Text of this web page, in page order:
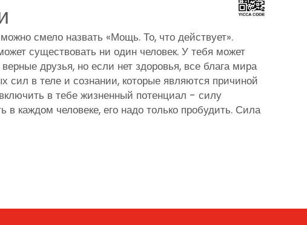
смело назвать «Мощь. То, что действует».
существовать ни один человек. У тебя может
друзья, но если нет здоровья, все блага мира
сил в теле и сознании, которые являются причиной
в тебе жизненный потенциал - силу
каждом человеке, его надо только пробудить. Сила